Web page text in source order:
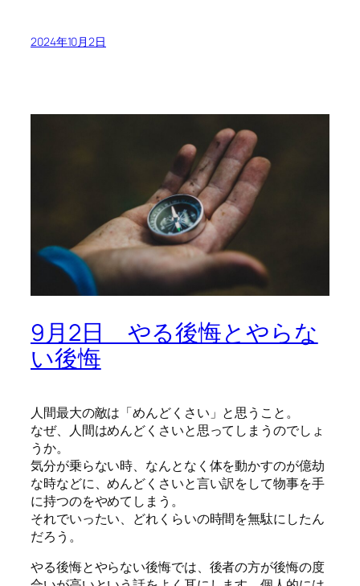
2024年10月2日
9月2日 やる後悔とやらな
い後悔
人間最大の敵は「めんどくさい」と思うこと。
なぜ、人間はめんどくさいと思ってしまうのでしょ
うか。
気分が乗らない時、なんとなく体を動かすのが億劫
な時などに、めんどくさいと言い訳をして物事を手
に持つのをやめてしまう。
それでいったい、どれくらいの時間を無駄にしたん
だろう。
やる後悔とやらない後悔では、後者の方が後悔の度